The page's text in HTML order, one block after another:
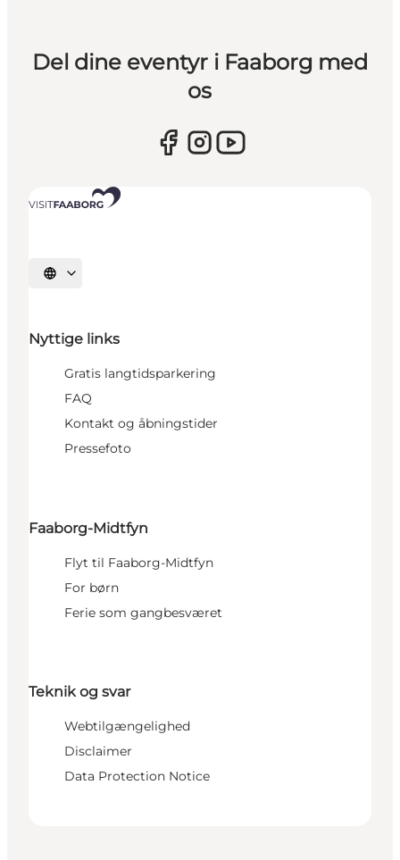
Del dine eventyr i Faaborg med
os
Vælg sprog
Nyttige links
Gratis langtidsparkering
FAQ
Kontakt og åbningstider
Pressefoto
Faaborg-Midtfyn
Flyt til Faaborg-Midtfyn
For børn
Ferie som gangbesværet
Teknik og svar
Webtilgængelighed
Disclaimer
Data Protection Notice